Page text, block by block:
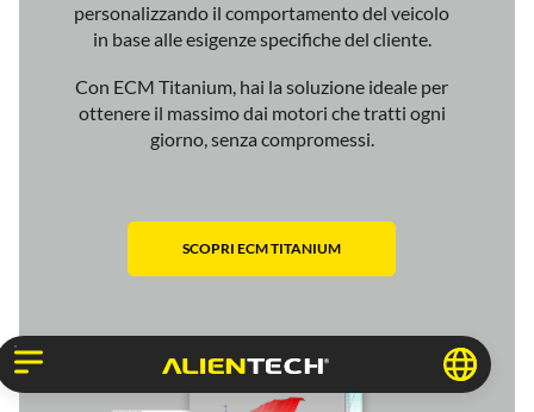
personalizzando il comportamento del veicolo
in base alle esigenze specifiche del cliente.
Con ECM Titanium, hai la soluzione ideale per
ottenere il massimo dai motori che tratti ogni
giorno, senza compromessi.
SCOPRI ECM TITANIUM